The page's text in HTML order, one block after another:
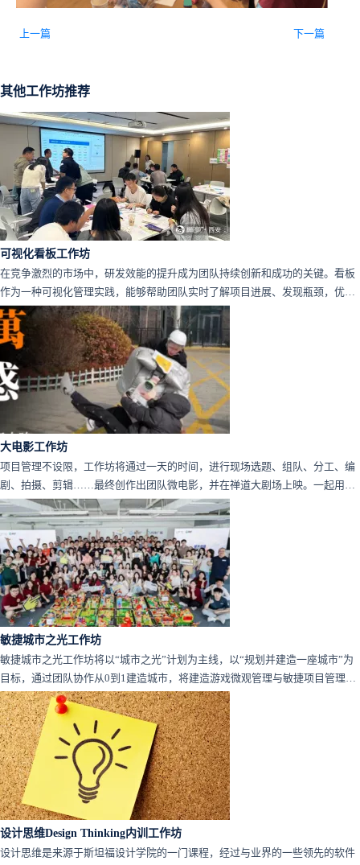
上一篇 下一篇
其他工作坊推荐
可视化看板工作坊
在竞争激烈的市场中，研发效能的提升成为团队持续创新和成功的关键。看板
作为一种可视化管理实践，能够帮助团队实时了解项目进展、发现瓶颈，优化
资源分配，更好地规划、协调和监控整个研发过程。
大电影工作坊
项目管理不设限，工作坊将通过一天的时间，进行现场选题、组队、分工、编
剧、拍摄、剪辑……最终创作出团队微电影，并在禅道大剧场上映。一起用另
一种方式将项目管理形象化、视觉化！
敏捷城市之光工作坊
敏捷城市之光工作坊将以“城市之光”计划为主线，以“规划并建造一座城市”为
目标，通过团队协作从0到1建造城市，将建造游戏微观管理与敏捷项目管理融
为一体，用游戏的方式打破人际边界，在游戏中实现知识的获取、经验的总结
与复用。
设计思维Design Thinking内训工作坊
设计思维是来源于斯坦福设计学院的一门课程，经过与业界的一些领先的软件